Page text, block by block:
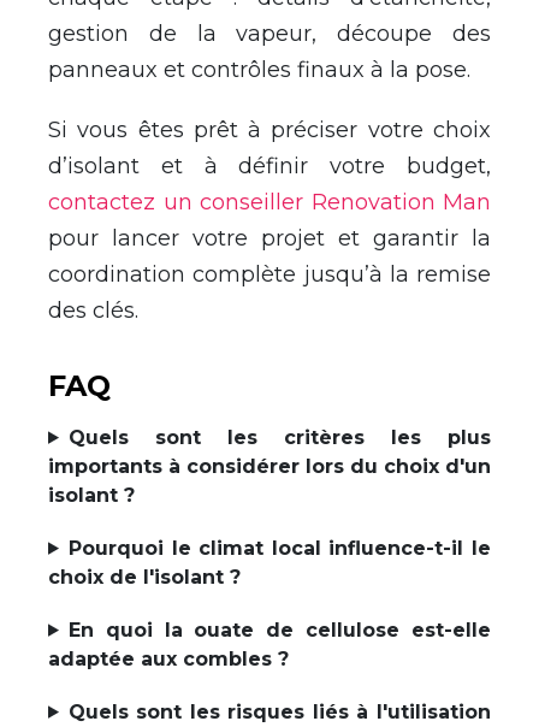
gestion de la vapeur, découpe des
panneaux et contrôles finaux à la pose.
Si vous êtes prêt à préciser votre choix
d’isolant et à définir votre budget,
contactez un conseiller Renovation Man
pour lancer votre projet et garantir la
coordination complète jusqu’à la remise
des clés.
FAQ
Quels sont les critères les plus
importants à considérer lors du choix d'un
isolant ?
Pourquoi le climat local influence-t-il le
choix de l'isolant ?
En quoi la ouate de cellulose est-elle
adaptée aux combles ?
Quels sont les risques liés à l'utilisation